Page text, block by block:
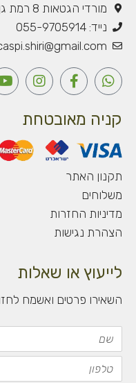
מורדי הגטאות 8 רמת גן
נייד: 055-9705914
W
h
t
s
a
p
p
F
a
e
b
o
o
k
-
I
n
t
a
g
קניה מאובטחת
תקנון האתר
משלוחים
מדיניות החזרות
הצהרת נגישות
לייעוץ או שאלות
השאירו פרטים ואשמח
טלפון